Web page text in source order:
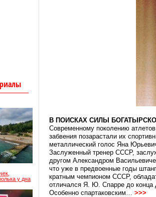
у дна
В ПОИСКАХ СИЛЫ
Современному поколению
забвения позарастали их
металлический голос Яна
Заслуженный тренер СССР,
другом Александром
что уже в предвоенные годы
кратным чемпионом СССР,
отличался Я. Ю. Спарре до конца
Особенно спартаковским… >>>